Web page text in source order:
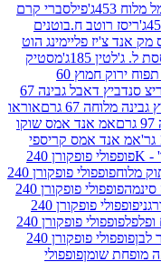
פילסברי קרם
ח.בוטנים
הוט
מסטיק
מסטיק מנטוס תפוח ירוק חמוץ 60
ריצ סנדביץ דאבל גבינה 67
אוראו
אמס שוקו
קריספי
פופפולי פופקורן 240
פופפולי פופקורן 240
פופפולי פופקורן 240
פופפולי פופקורן 240
פופפולי פופקורן 240
פופפולי פופקורן 240
פופפולי